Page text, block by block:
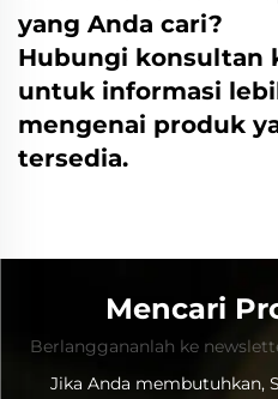
yang Anda cari?
Hubungi konsultan
untuk informasi
mengenai produk
tersedia.
Mencari
Berlanggananlah ke
Jika Anda membutuhkan,